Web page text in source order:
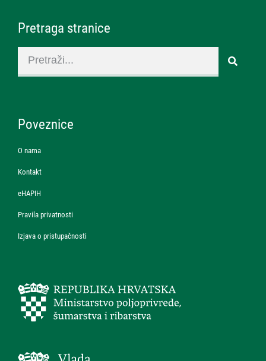
Pretraga stranice
Poveznice
O nama
Kontakt
eHAPIH
Pravila privatnosti
Izjava o pristupačnosti